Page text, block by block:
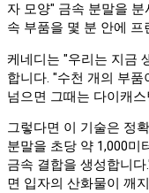
자 모양" 금속 분말을
속 부품을 몇 분 안에 프
케네디는 "우리는 지금
합니다. "수천 개의 부
넘으면 그때는 다이캐
그렇다면 이 기술은 정
분말을 초당 약 1,000미
금속 결합을 생성합니
면 입자의 산화물이 깨